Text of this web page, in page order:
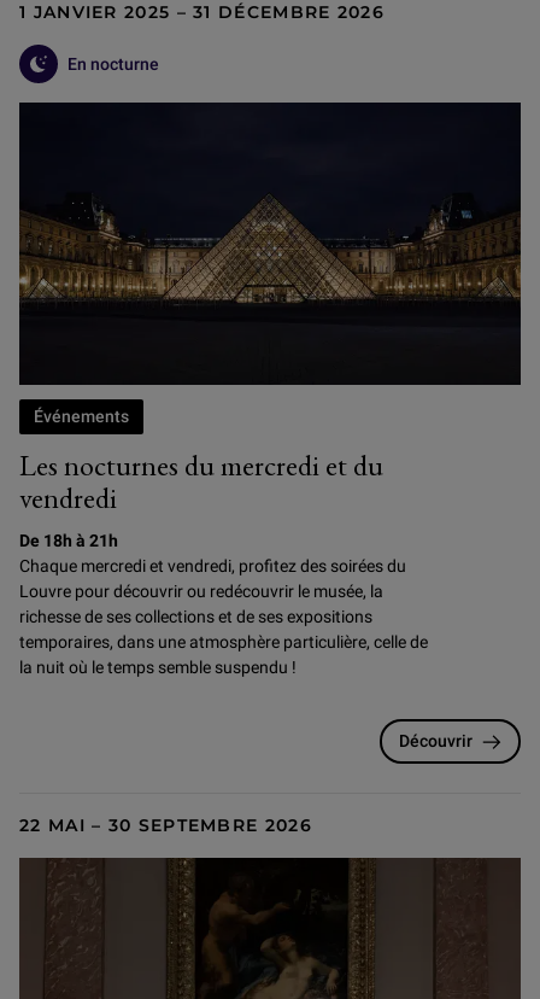
1 JANVIER 2025 – 31 DÉCEMBRE 2026
En nocturne
Les nocturnes du mercredi et du
vendredi
Événements
De 18h à 21h
Chaque mercredi et vendredi, profitez des soirées du
Louvre pourdécouvrir ou redécouvrir le musée, la
richesse de ses collections et de ses expositions
temporaires, dans une atmosphère particulière, celle de
la nuit où le temps semble suspendu !
Découvrir
22 MAI – 30 SEPTEMBRE 2026